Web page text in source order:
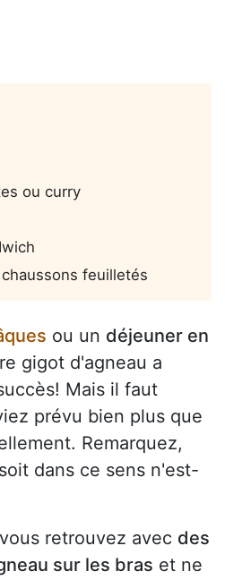
ou curry
feuilletés
ou un déjeuner en
gigot d'agneau a
Mais il faut
prévu bien plus que
Remarquez,
dans ce sens n'est-
retrouvez avec des
sur les bras et ne